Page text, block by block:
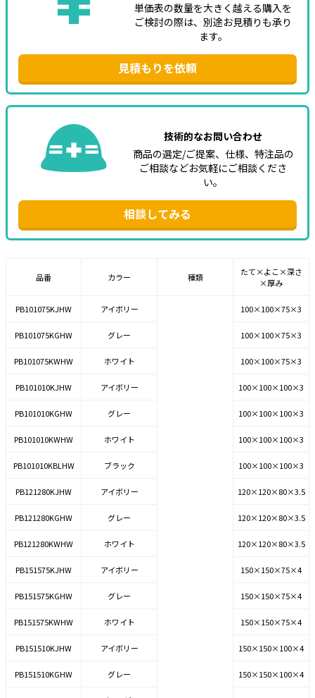
単価表の数量を大きく越える購入を
ご検討の際は、別途お見積りも承り
ます。
見積もりを依頼
技術的なお問い合わせ
商品の選定/ご提案、仕様、特注品の
ご相談などお気軽にご相談くださ
い。
相談してみる
品番 カラー 種類
たて×よこ×深さ
×厚み
PB101075KJHW アイボリー 100×100×75×3
PB101075KGHW グレー 100×100×75×3
PB101075KWHW ホワイト 100×100×75×3
PB101010KJHW アイボリー 100×100×100×3
PB101010KGHW グレー 100×100×100×3
PB101010KWHW ホワイト 100×100×100×3
PB101010KBLHW ブラック 100×100×100×3
PB121280KJHW アイボリー 120×120×80×3.5
PB121280KGHW グレー 120×120×80×3.5
PB121280KWHW ホワイト 120×120×80×3.5
PB151575KJHW アイボリー 150×150×75×4
PB151575KGHW グレー 150×150×75×4
PB151575KWHW ホワイト 150×150×75×4
PB151510KJHW アイボリー 150×150×100×4
PB151510KGHW グレー 150×150×100×4